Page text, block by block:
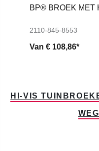
BP® BROEK MET
2110-845-8553
Van € 108,86*
HI-VIS